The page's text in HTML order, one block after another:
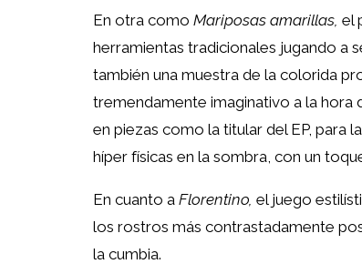
En otra como Mariposas amarillas, el
herramientas tradicionales jugando a
también una muestra de la colorida
tremendamente imaginativo a la hora
en piezas como la titular del EP, para
híper físicas en la sombra, con un
En cuanto a Florentino, el juego
los rostros más contrastadamente
la cumbia.